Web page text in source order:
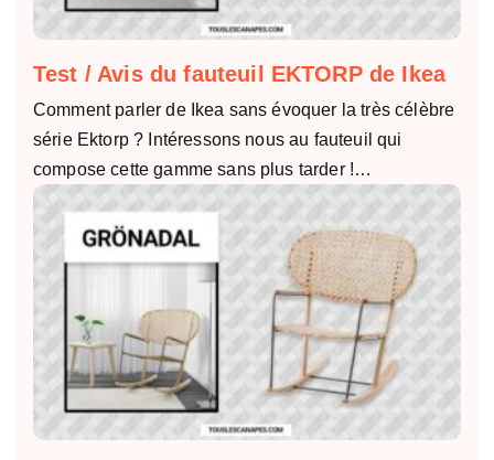
Test / Avis du fauteuil EKTORP de Ikea
Comment parler de Ikea sans évoquer la très célèbre
série Ektorp ? Intéressons nous au fauteuil qui
compose cette gamme sans plus tarder !…